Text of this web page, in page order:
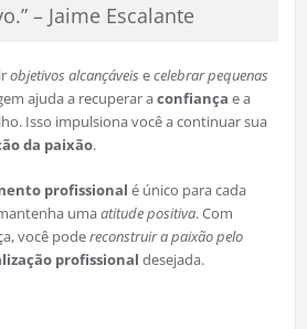
– Jaime Escalante
objetivos alcançáveis ecelebrar pequenas
ajuda a recuperar aconfiança e a
Isso impulsiona você a continuar sua
da paixão.
profissional é único para cada
umaatitude positiva. Com
você podereconstruir a paixão pelo
profissional desejada.